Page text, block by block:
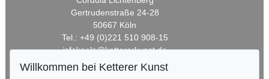
Gertrudenstraße 24-28
50667 Köln
Tel.: +49 (0)221 510 908-15
infokoeln@kettererkunst.de
Willkommen bei Ketterer Kunst